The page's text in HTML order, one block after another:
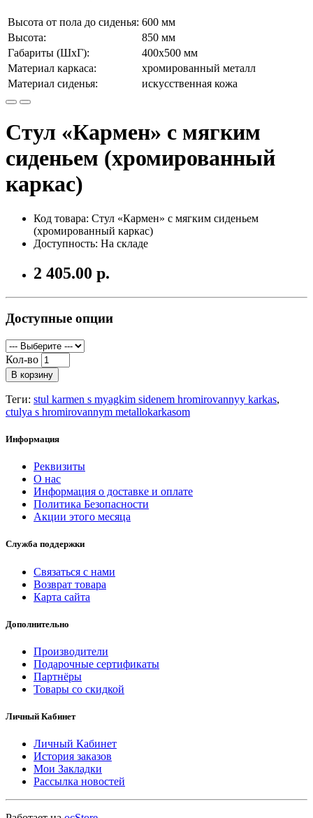
Высота от пола до сиденья: 600 мм
Высота:
850 мм
Габариты (ШхГ):
400х500 мм
Материал каркаса:
хромированный металл
Материал сиденья:
искусственная кожа
Стул «Кармен» с мягким
сиденьем (хромированный
каркас)
Код товара: Стул «Кармен» с мягким сиденьем
(хромированный каркас)
Доступность: На складе
2 405.00 р.
Доступные опции
Кол-во
В корзину
Теги: stul karmen s myagkim sidenem hromirovannyy karkas,
ctulya s hromirovannym metallokarkasom
Информация
Реквизиты
О нас
Информация о доставке и оплате
Политика Безопасности
Акции этого месяца
Служба поддержки
Связаться с нами
Возврат товара
Карта сайта
Дополнительно
Производители
Подарочные сертификаты
Партнёры
Товары со скидкой
Личный Кабинет
Личный Кабинет
История заказов
Мои Закладки
Рассылка новостей